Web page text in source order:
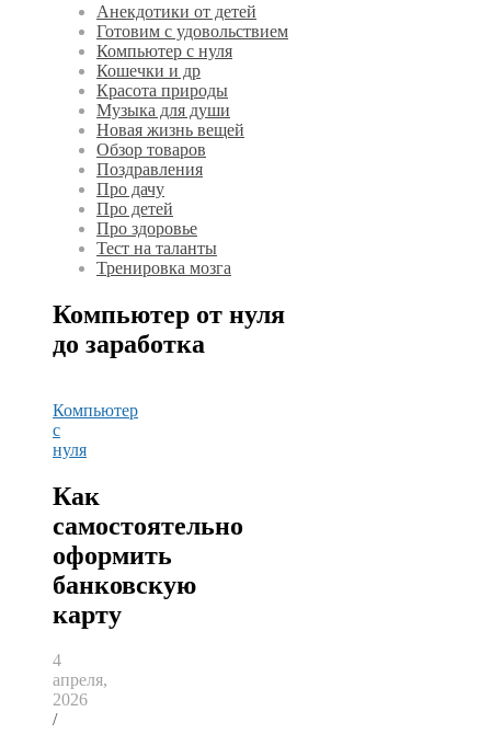
Анекдотики от детей
Готовим с удовольствием
Компьютер с нуля
Кошечки и др
Красота природы
Музыка для души
Новая жизнь вещей
Обзор товаров
Поздравления
Про дачу
Про детей
Про здоровье
Тест на таланты
Тренировка мозга
Компьютер от нуля
до заработка
Компьютер
с
нуля
Как
самостоятельно
оформить
банковскую
карту
4
апреля,
2026
/